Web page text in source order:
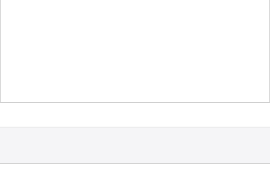
эмоциональной регуляции и